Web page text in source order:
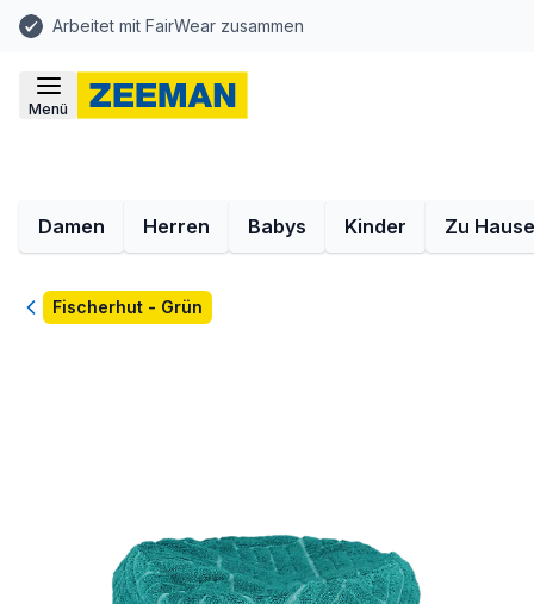
Arbeitet mit FairWear zusammen
Menü
Damen Herren Babys Kinder Zu Hause
ZurückFischerhut - Grün